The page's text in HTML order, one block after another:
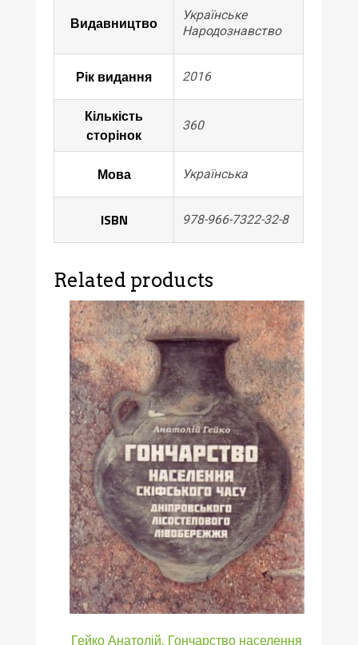
quantity
Видавництво
Українське
Народознавство
Рік видання 2016
Кількість
сторінок
360
Мова Українська
ISBN 978-966-7322-32-8
Related products
Гейко Анатолій. Гончарство населення